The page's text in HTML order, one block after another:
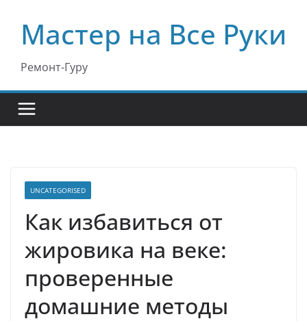
содержимому
Мастер на Все Руки
Ремонт-Гуру
UNCATEGORISED
Как избавиться от
жировика на веке:
проверенные
домашние методы